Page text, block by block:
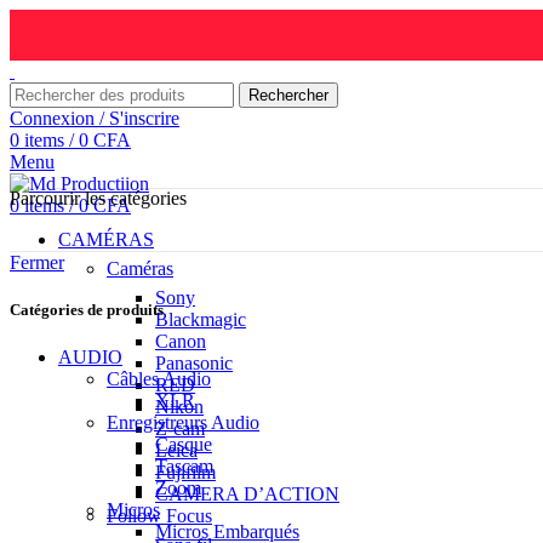
Rechercher
Connexion / S'inscrire
0 items / 0 CFA
Menu
0items / 0CFA
Parcourir les catégories
CAMÉRAS
Caméras
Sony
Blackmagic
Canon
Panasonic
RED
Nikon
Z-cam
Leica
Fujifilm
CAMERA D’ACTION
Follow Focus
Fermer
Catégories de produits
AUDIO
Câbles Audio
XLR
Enregistreurs Audio
Casque
Tascam
Zoom
Micros
Micros Embarqués